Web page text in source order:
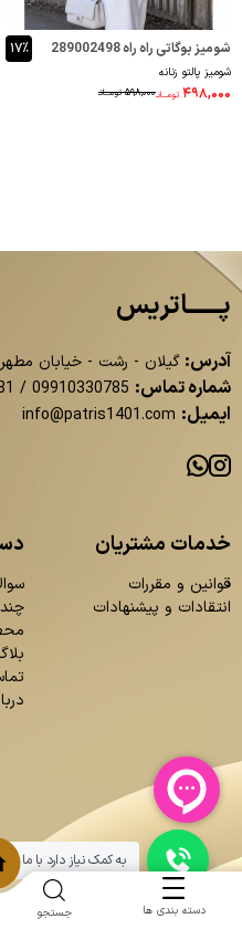
شومیز بوگاتی راه راه 289002498
شومیز پالتو زنانه
۵۹۸,۰۰۰ تومــانـ ۴۹۸,۰۰۰ تومــانـ
۱۷٪
پــــــاتریس
آدرس: گیلان - رشت - خیابان
شماره تماس: 09910330785
/
ایمیل: info@patris1401.com
خدمات مشتریان
قوانین و مقررات
انتقادات و پیشنهادات
دسته بندی ها جستجو
به کمک نیاز دارد با ما چت